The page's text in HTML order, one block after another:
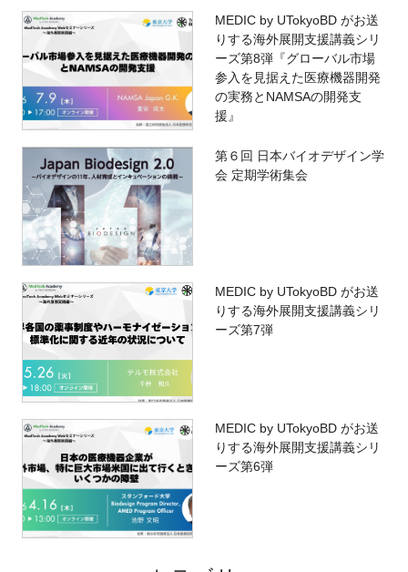
MEDIC by UTokyoBD がお送
りする海外展開支援講義シリ
ーズ第8弾『グローバル市場
参入を見据えた医療機器開発
の実務とNAMSAの開発支
援』
第６回 日本バイオデザイン学
会 定期学術集会
MEDIC by UTokyoBD がお送
りする海外展開支援講義シリ
ーズ第7弾
MEDIC by UTokyoBD がお送
りする海外展開支援講義シリ
ーズ第6弾